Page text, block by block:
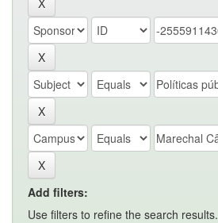
Add filters:
Use filters to refine the search results.